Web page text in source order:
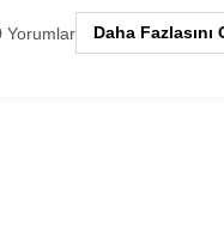
Yorumlar Daha Fazlasını